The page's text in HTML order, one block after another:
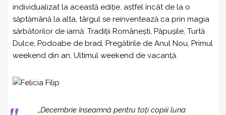
individualizat la această ediție, astfel încât de la o
săptămână la alta, târgul se reinventează ca prin magia
sărbătorilor de iarnă: Tradiții Românești, Păpușile, Turtă
Dulce, Podoabe de brad, Pregătirile de Anul Nou, Primul
weekend din an, Ultimul weekend de vacanță.
„Decembrie înseamnă pentru toți copiii luna